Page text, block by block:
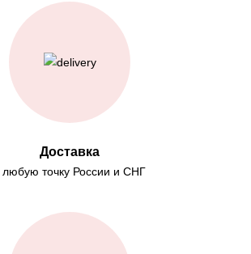
Доставка
любую точку России и СНГ